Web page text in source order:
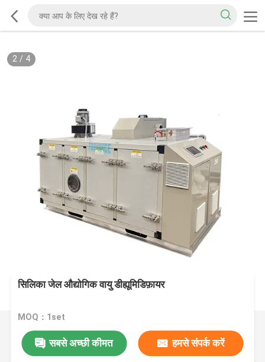
2/ 4
सिलिका जेल औद्योगिक वायु डीह्यूमिडिफ़ायर
MOQ：1set
सबसे अच्छी कीमत हमसे संपर्क करें